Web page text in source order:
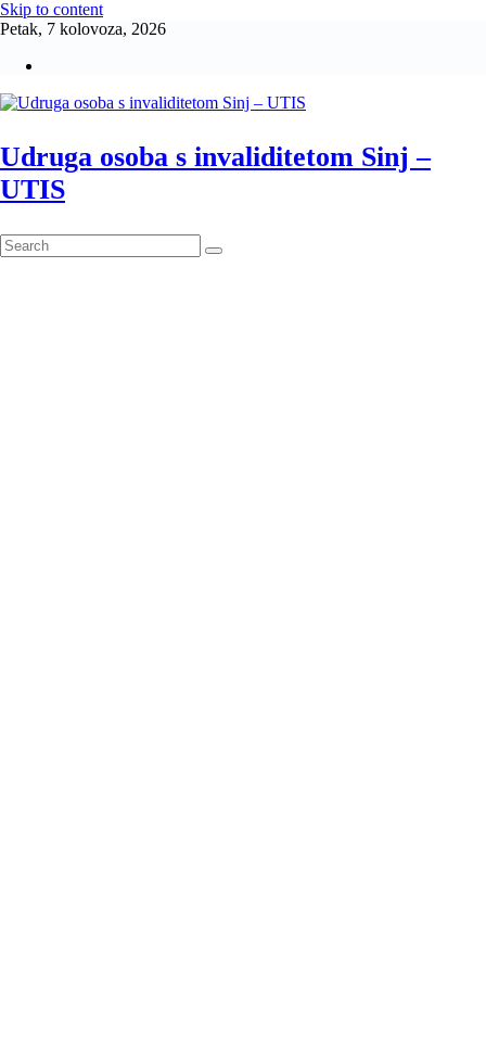
Skip to content
Petak, 7 kolovoza, 2026
Udruga osoba s invaliditetom Sinj –
UTIS